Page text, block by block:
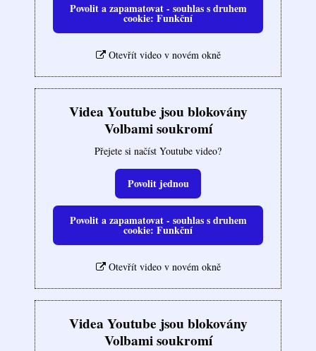
Povolit a zapamatovat - souhlas s druhem
cookie: Funkční
Otevřít video v novém okně
Videa Youtube jsou blokovány
Volbami soukromí
Přejete si načíst Youtube video?
Povolit jednou
Povolit a zapamatovat - souhlas s druhem
cookie: Funkční
Otevřít video v novém okně
Videa Youtube jsou blokovány
Volbami soukromí